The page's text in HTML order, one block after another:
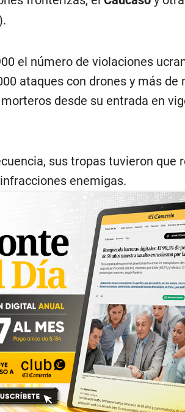
el número de violaciones
ataques con drones y más de
desde su entrada en
sus tropas tuvieron que
enemigas.